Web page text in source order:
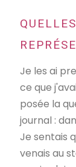
Je les ai
ce que
posée la
journal :
Je sentais
venais au